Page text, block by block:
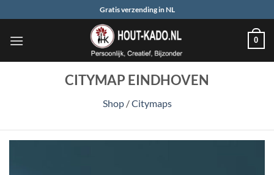
naar
inhoud
Gratis verzending in NL
0
CITYMAP EINDHOVEN
Shop /Citymaps